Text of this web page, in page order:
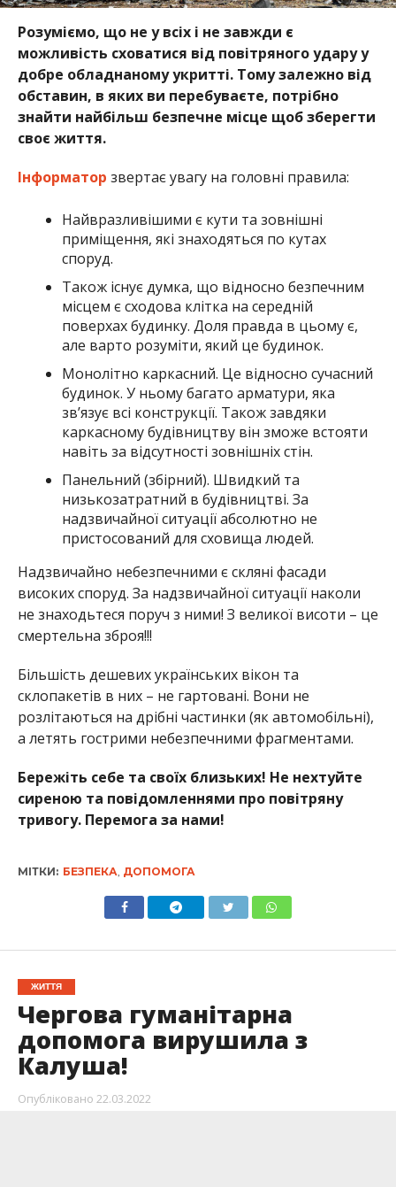
Розуміємо, що не у всіх і не завжди є
можливість сховатися від повітряного удару у
добре обладнаному укритті. Тому залежно від
обставин, в яких ви перебуваєте, потрібно
знайти найбільш безпечне місце щоб зберегти
своє життя.
Інформатор звертає увагу на головні правила:
Найвразливішими є кути та зовнішні
приміщення, які знаходяться по кутах
споруд.
Також існує думка, що відносно безпечним
місцем є сходова клітка на середній
поверхах будинку. Доля правда в цьому є,
але варто розуміти, який це будинок.
Монолітно каркасний. Це відносно сучасний
будинок. У ньому багато арматури, яка
зв’язує всі конструкції. Також завдяки
каркасному будівництву він зможе встояти
навіть за відсутності зовнішніх стін.
Панельний (збірний). Швидкий та
низькозатратний в будівництві. За
надзвичайної ситуації абсолютно не
пристосований для сховища людей.
Надзвичайно небезпечними є скляні фасади
високих споруд. За надзвичайної ситуації наколи
не знаходьтеся поруч з ними! З великої висоти – це
смертельна зброя!!!
Більшість дешевих українських вікон та
склопакетів в них – не гартовані. Вони не
розлітаються на дрібні частинки (як автомобільні),
а летять гострими небезпечними фрагментами.
Бережіть себе та своїх близьких! Не нехтуйте
сиреною та повідомленнями про повітряну
тривогу. Перемога за нами!
МІТКИ: БЕЗПЕКА ДОПОМОГА
ЖИТТЯ
Чергова гуманітарна
допомога вирушила з
Калуша!
Опубліковано 22.03.2022